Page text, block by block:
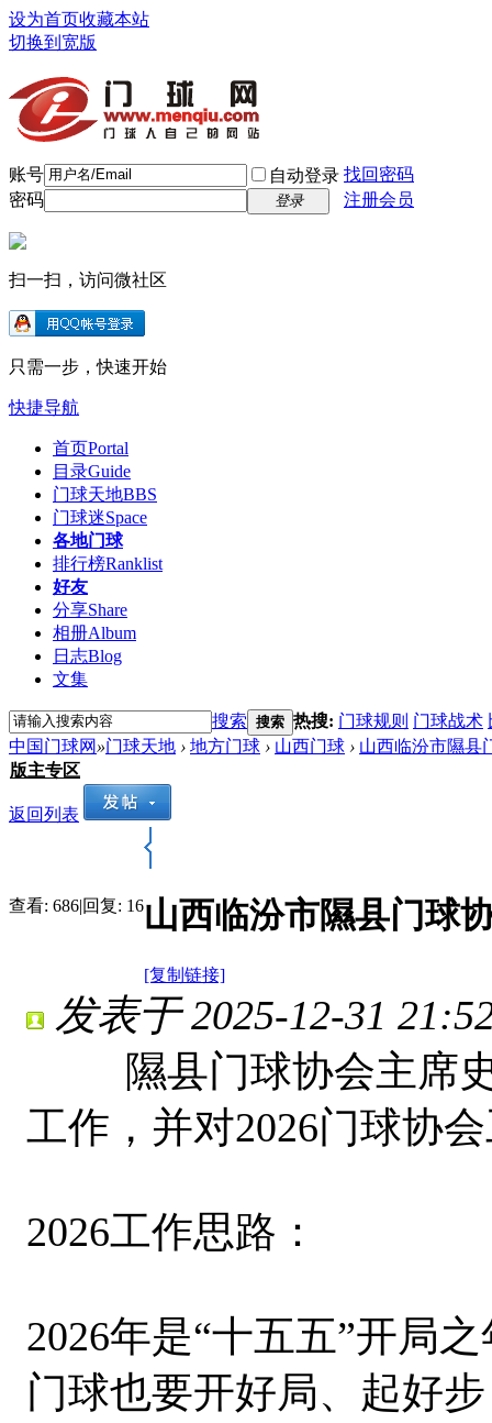
设为首页收藏本站
切换到宽版
账号 自动登录 找回密码
密码
登录 注册会员
扫一扫，访问微社区
只需一步，快速开始
快捷导航
首页Portal
目录Guide
门球天地BBS
门球迷Space
各地门球
排行榜Ranklist
好友
分享Share
相册Album
日志Blog
文集
搜索 搜索 热搜: 门球规则 门球战术
中国门球网 »门球天地 › 地方门球 › 山西门球 › 山西临汾市隰县
版主专区
返回列表
查看: 686|回复: 16山西临汾市隰县门球
[复制链接]
发表于 2025-12-31
隰县门球协会主席史
工作，并对2026门球协
2026工作思路：
2026年是“十五五”开局
门球也要开好局、起好